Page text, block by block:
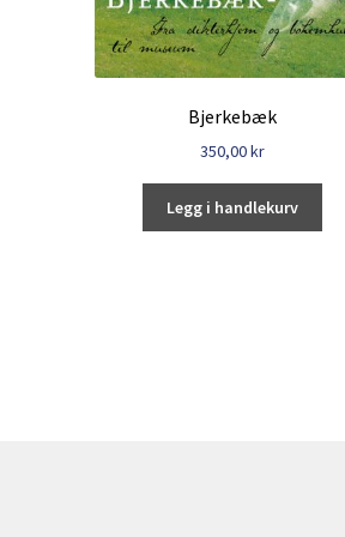
Bjerkebæk
350,00kr
Legg i handlekurv